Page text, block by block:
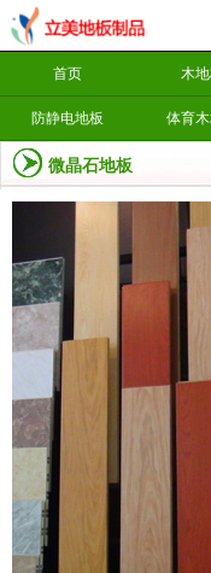
首页 木
防静电地板 体育
微晶石地板